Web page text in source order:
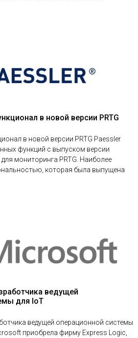
в новой версии PRTG
в новой версии PRTG Paessler
функций с выпуском версии
мониторинга PRTG. Наиболее
которая была выпущена
ведущей
для IoT
ведущей операционной системы
приобрела фирму Express Logic,